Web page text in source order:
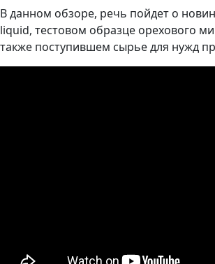
В данном обзоре, речь пойдет о
liquid, тестовом образце орехового
также поступившем сырье для нужд